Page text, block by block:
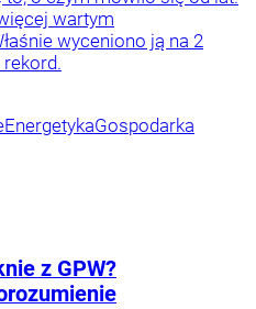
wartym
wyceniono ją na 2
EnergetykaGospodarka
z GPW?